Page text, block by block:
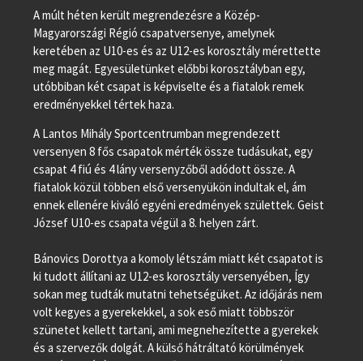
A múlt héten került megrendezésre a Közép-
Magyarországi Régió csapatversenye, amelynek
keretében az U10-es és az U12-es korosztály mérettette
meg magát. Egyesületünket előbbi korosztályban egy,
utóbbiban két csapat is képviselte és a fiatalok remek
eredményekkel tértek haza.
A Lantos Mihály Sportcentrumban megrendezett
versenyen 8 fős csapatok mérték össze tudásukat, egy
csapat 4 fiú és 4 lány versenyzőből adódott össze. A
fiatalok közül többen első versenyükön indultak el, ám
ennek ellenére kiváló egyéni eredmények születtek. Geist
József U10-es csapata végül a 8. helyen zárt.
Bánovics Dorottya a komoly létszám miatt két csapatot is
ki tudott állítani az U12-es korosztály versenyében, Így
sokan meg tudták mutatni tehetségüket. Az időjárás nem
volt kegyes a gyerekekkel, a sok eső miatt többször
szünetet kellett tartani, ami megnehezítette a gyerekek
és a szervezők dolgát. A külső hátráltató körülmények